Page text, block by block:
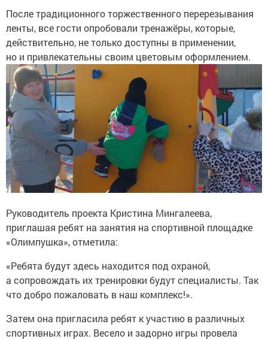
После традиционного торжественного перерезывания
ленты, все гости опробовали тренажёры, которые,
действительно, не только доступны в применении,
но и привлекательны своим цветовым оформлением.
Руководитель проекта Кристина Мингалеева,
приглашая ребят на занятия на спортивной площадке
«Олимпушка», отметила:
«Ребята будут здесь находится под охраной,
а сопровождать их тренировки будут специалисты. Так
что добро пожаловать в наш комплекс!».
Затем она пригласила ребят к участию в различных
спортивных играх. Весело и задорно игры провела